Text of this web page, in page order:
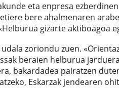
eta enpresa
bere ahalmenaren
gizarte aktiboagoa
zoriondu zuen.
beraien helburua
bakardadea pairatzen
Eskarzak jendearen